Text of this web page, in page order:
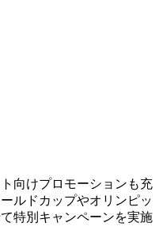
向けプロモーションも充
ルドカップやオリンピッ
特別キャンペーンを実施